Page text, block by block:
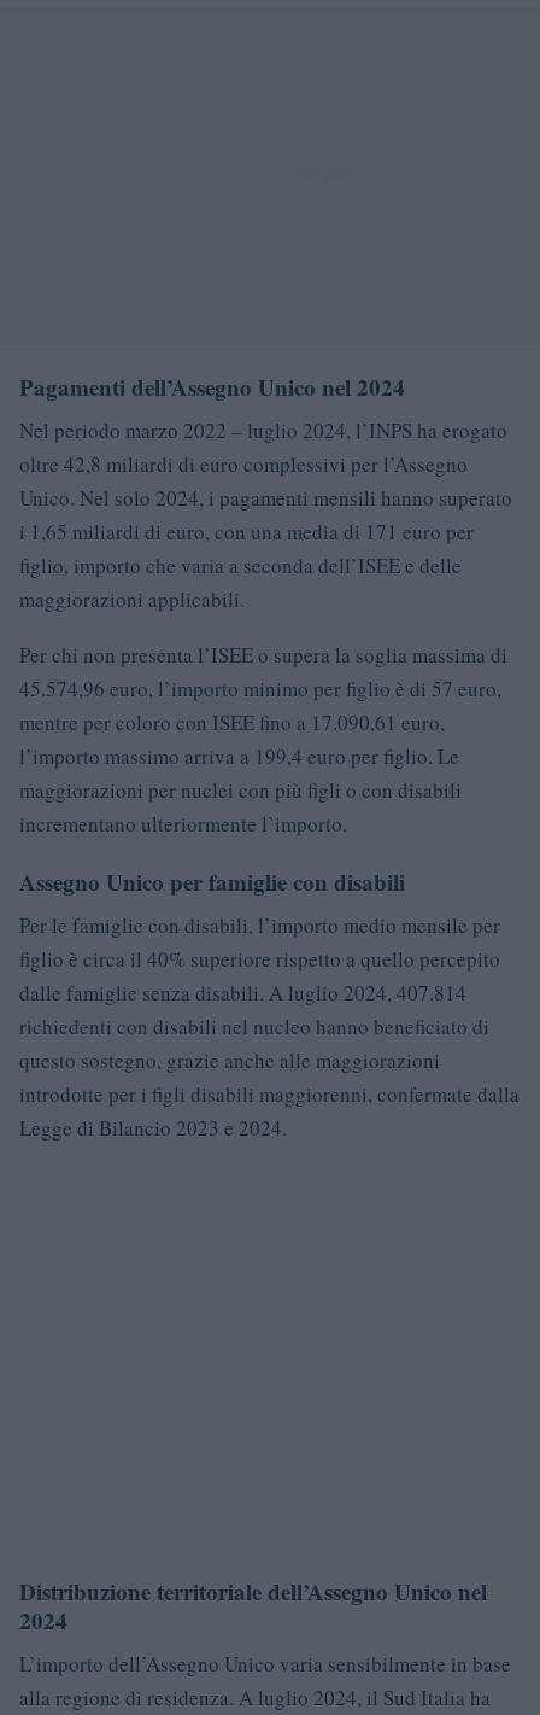
Pagamenti dell’Assegno Unico nel 2024
Nel periodo marzo 2022 – luglio 2024, l’INPS ha erogato
oltre 42,8 miliardi di euro complessivi per l’Assegno
Unico. Nel solo 2024, i pagamenti mensili hanno superato
i 1,65 miliardi di euro, con una media di 171 euro per
figlio, importo che varia a seconda dell’ISEE e delle
maggiorazioni applicabili.
Per chi non presenta l’ISEE o supera la soglia massima di
45.574,96 euro, l’importo minimo per figlio è di 57 euro,
mentre per coloro con ISEE fino a 17.090,61 euro,
l’importo massimo arriva a 199,4 euro per figlio. Le
maggiorazioni per nuclei con più figli o con disabili
incrementano ulteriormente l’importo.
Assegno Unico per famiglie con disabili
Per le famiglie con disabili, l’importo medio mensile per
figlio è circa il 40% superiore rispetto a quello percepito
dalle famiglie senza disabili. A luglio 2024, 407.814
richiedenti con disabili nel nucleo hanno beneficiato di
questo sostegno, grazie anche alle maggiorazioni
introdotte per i figli disabili maggiorenni, confermate dalla
Legge di Bilancio 2023 e 2024.
Distribuzione territoriale dell’Assegno Unico nel
2024
L’importo dell’Assegno Unico varia sensibilmente in base
alla regione di residenza. A luglio 2024, il Sud Italia ha